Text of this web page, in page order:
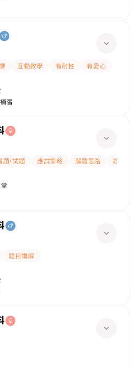
互動教學 有耐性
有愛心
習
題/試題 應試策略 解題思路
題目講解
題目講解